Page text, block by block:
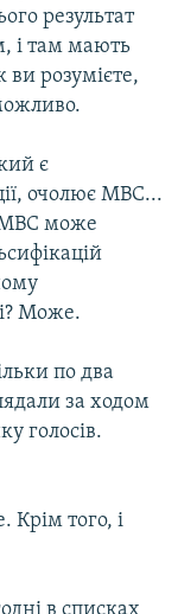
результат
і там мають
ви розумієте,
є
очолює МВС...
МВС може
Може.
по два
за ходом
голосів.
Крім того, і
в списках